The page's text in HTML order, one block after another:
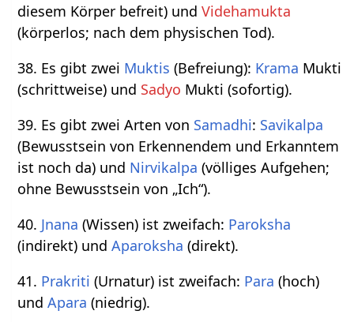
diesem Körper befreit) undVidehamukta
(körperlos; nach dem physischen Tod).
38. Es gibt zwei Muktis (Befreiung): Krama Mukti
(schrittweise) und Sadyo Mukti (sofortig).
39. Es gibt zwei Arten von Samadhi: Savikalpa
(Bewusstsein von Erkennendem und Erkanntem
ist noch da) und Nirvikalpa (völliges Aufgehen;
ohne Bewusstsein von „Ich“).
40. Jnana (Wissen) ist zweifach: Paroksha
(indirekt) undAparoksha (direkt).
41. Prakriti (Urnatur) ist zweifach: Para (hoch)
undApara (niedrig).